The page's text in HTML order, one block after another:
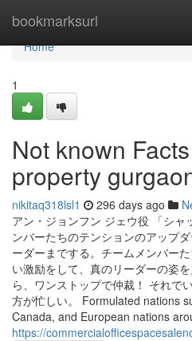
bookmarksurl
Home
Home
1
Not known
property
nikitaq318lsl1 296 days ago
アン・ジョンフン ジェウ役 「シャ
ンバーたちのテンションのアップ
ーダーまでする。チームメンバー
い激励をして、真のリーダーの姿
ら、ワンストップで仲裁！ それで
方が忙しい。 Formulated nations
Canada, and European nations
https://